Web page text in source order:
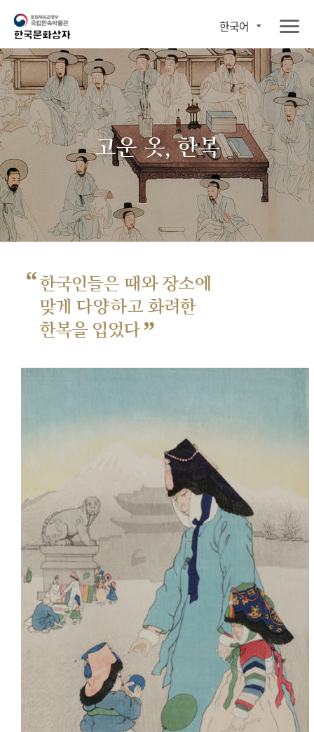
한국어
고운 옷, 한복
“한국인들은 때와 장소에
맞게 다양하고 화려한
한복을 입었다”